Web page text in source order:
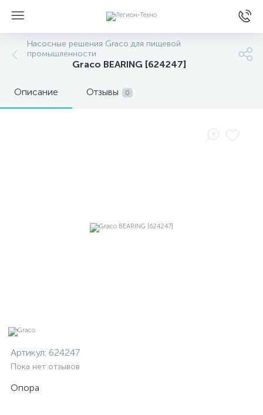
Насосные решения Graco для пищевой
промышленности
Graco BEARING [624247]
Описание Отзывы 0
Артикул: 624247
Пока нет отзывов
Опора